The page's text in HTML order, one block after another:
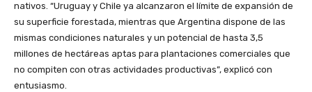
nativos. “Uruguay y Chile ya alcanzaron el límite de expansión de
su superficie forestada, mientras que Argentina dispone de las
mismas condiciones naturales y un potencial de hasta 3,5
millones de hectáreas aptas para plantaciones comerciales que
no compiten con otras actividades productivas”, explicó con
entusiasmo.